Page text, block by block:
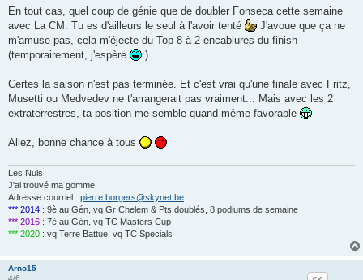
En tout cas, quel coup de génie que de doubler Fonseca cette semaine
avec La CM. Tu es d'ailleurs le seul à l'avoir tenté
J'avoue que ça ne
m'amuse pas, cela m'éjecte du Top 8 à 2 encablures du finish
(temporairement, j'espère
).
Certes la saison n'est pas terminée. Et c'est vrai qu'une finale avec Fritz,
Musetti ou Medvedev ne t'arrangerait pas vraiment... Mais avec les 2
extraterrestres, ta position me semble quand même favorable
Allez, bonne chance à tous
Les Nuls
J'ai trouvé ma gomme
Adresse courriel : pierre.borgers@skynet.be
*** 2014 : 9è au Gén, vq Gr Chelem & Pts doublés, 8 podiums de semaine
*** 2016 : 7è au Gén, vq TC Masters Cup
*** 2020 : vq Terre Battue, vq TC Specials
Arno15
4/6